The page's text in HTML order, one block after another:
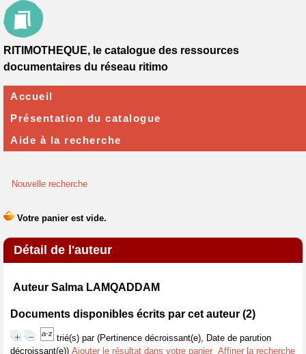
Nouvelle recherche
Détail de l'auteur
Auteur Salma LAMQADDAM
Documents disponibles écrits par cet auteur (2)
trié(s) par (Pertinence décroissant(e), Date de parution
décroissant(e)) Ajouter le résultat dans votre panier Affiner la recherche
RITIMOTHEQUE, le catalogue des ressources
documentaires du réseau ritimo
Accueil
Présentation du catalogue
Aide à la recherche